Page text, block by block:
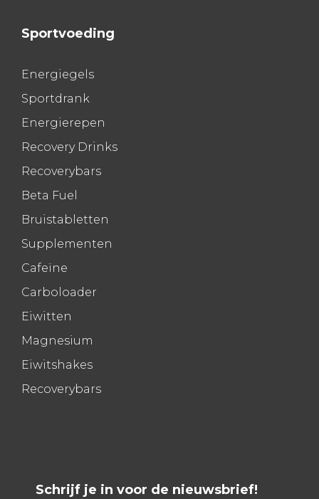
Sportvoeding
Energiegels
Sportdrank
Energierepen
Recovery Drinks
Recoverybars
Beta Fuel
Bruistabletten
Supplementen
Cafeïne
Carboloader
Eiwitten
Magnesium
Eiwitshakes
Recoverybars
Schrijf je in voor de nieuwsbrief!